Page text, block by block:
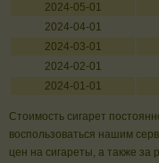
2024-05-01
2024-04-01
2024-03-01
2024-02-01
2024-01-01
Стоимость сигарет
воспользоваться нашим
цен на сигареты, а также за